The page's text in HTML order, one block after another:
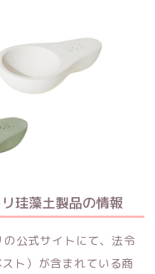
珪藻土製品の情報
公式サイトにて、法令
ト）が含まれている商